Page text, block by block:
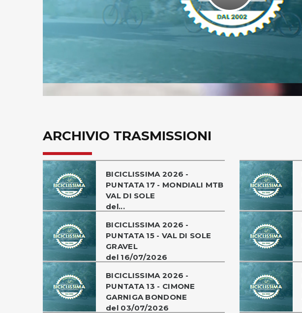
ARCHIVIO TRASMISSIONI
BICICLISSIMA 2026 -
PUNTATA 17 - MONDIALI MTB
VAL DI SOLE
del...
BICICLISSIMA 2026 -
PUNTATA 15 - VAL DI SOLE
GRAVEL
del 16/07/2026
BICICLISSIMA 2026 -
PUNTATA 13 - CIMONE
GARNIGA BONDONE
del 03/07/2026